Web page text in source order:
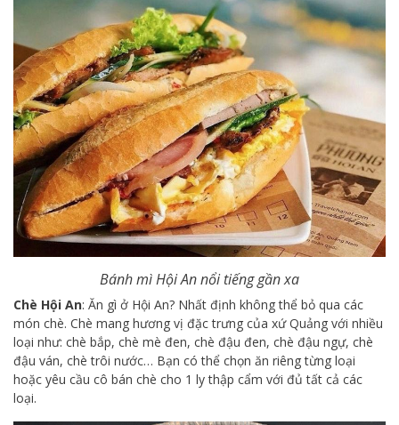
Bánh mì Hội An nổi tiếng gần xa
Chè Hội An: Ăn gì ở Hội An? Nhất định không thể bỏ qua các
món chè. Chè mang hương vị đặc trưng của xứ Quảng với nhiều
loại như: chè bắp, chè mè đen, chè đậu đen, chè đậu ngự, chè
đậu ván, chè trôi nước… Bạn có thể chọn ăn riêng từng loại
hoặc yêu cầu cô bán chè cho 1 ly thập cẩm với đủ tất cả các
loại.